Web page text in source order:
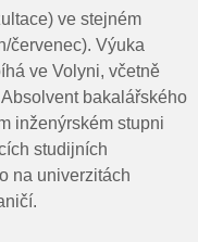
ve stejném
červenec). Výuka
ve Volyni, včetně
bakalářského
inženýrském stupni
studijních
na univerzitách